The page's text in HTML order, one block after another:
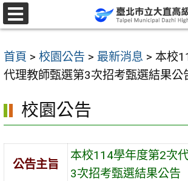
跳
至
要
內
區
首頁 > 校園公告 > 最新消息 > 本校
代理教師甄選第3次招考甄選結果公
校園公告
公告主旨
本校114學年度第2次
3次招考甄選結果公告
選
單